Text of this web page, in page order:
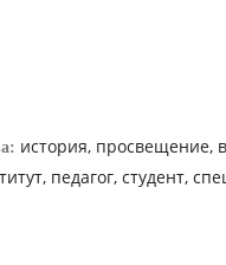
история, просвещение,
педагог, студент,